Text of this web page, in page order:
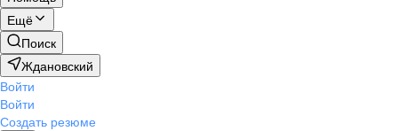
Ещё
Поиск
Ждановский
Войти
Войти
Создать резюме